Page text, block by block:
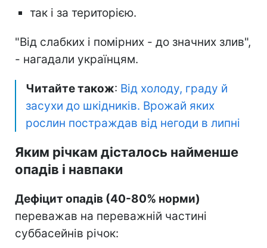
так і за територією.
"Від слабких і помірних - до значних злив",
- нагадали українцям.
Читайте також: Від холоду, граду й
засухи до шкідників. Врожай яких
рослин постраждав від негоди в липні
Яким річкам дісталось найменше
опадів і навпаки
Дефіцит опадів (40-80% норми)
переважав на переважній частині
суббасейнів річок: